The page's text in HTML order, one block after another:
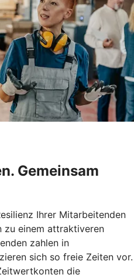
Gemeinsam
Ihrer Mitarbeitenden
zu einem attraktiveren
zahlen in
sich so freie Zeiten vor.
die